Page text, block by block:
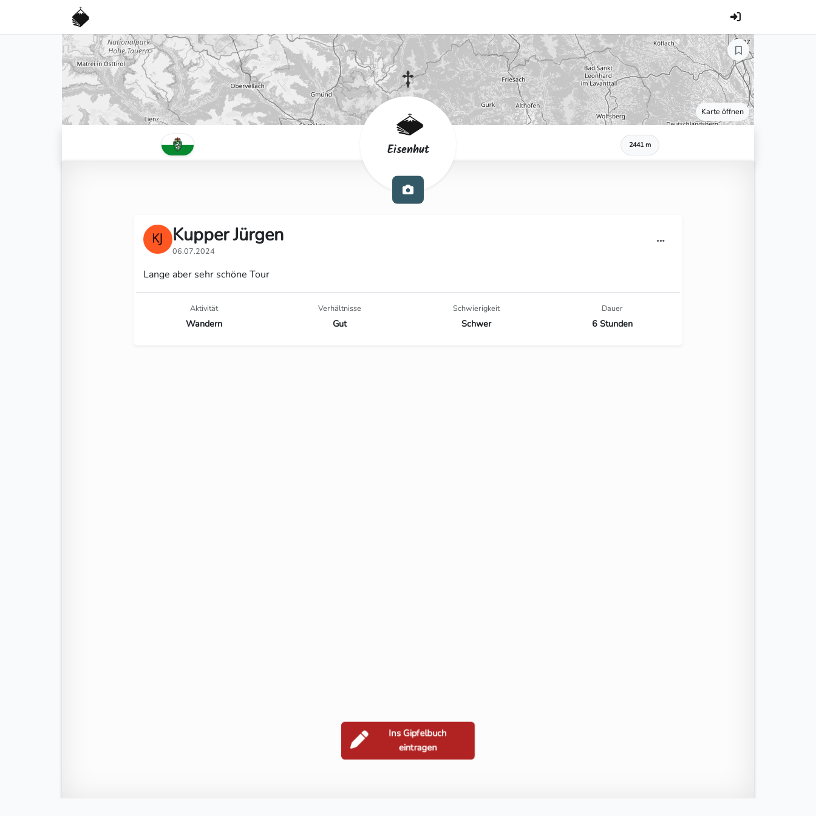
Karte öffnen
Eisenhut 2441 m
Kupper Jürgen
06.07.2024
Lange aber sehr schöne Tour
Aktivität
Wandern
Verhältnisse
Gut
Schwierigkeit
Schwer
Dauer
6 Stunden
Ins Gipfelbuch
eintragen